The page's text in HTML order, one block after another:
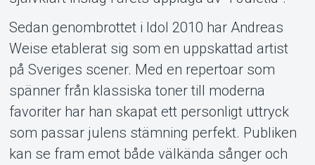
Sedan genombrottet i Idol 2010 har Andreas
Weise etablerat sig som en uppskattad artist
på Sveriges scener. Med en repertoar som
spänner från klassiska toner till moderna
favoriter har han skapat ett personligt uttryck
som passar julens stämning perfekt. Publiken
kan se fram emot både välkända sånger och